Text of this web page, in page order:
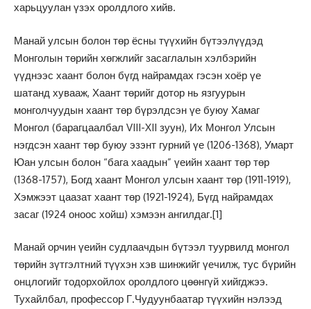
харьцуулан үзэх оролдлого хийв.
Манай улсын болон төр ёсны түүхийн бүтээлүүдэд
Монголын төрийн хөгжлийг засаглалын хэлбэрийн
үүднээс хаант болон бүгд найрамдах гэсэн хоёр үе
шатанд хувааж, Хаант төрийг дотор нь язгуурын
монголчуудын хаант төр бүрэлдсэн үе буюу Хамаг
Монгол (барагцаалбал VIII-XII зуун), Их Монгол Улсын
нэгдсэн хаант төр буюу эзэнт гурний үе (1206-1368), Умарт
Юан улсын болон “бага хаадын” үеийн хаант төр төр
(1368-1757), Богд хаант Монгол улсын хаант төр (1911-1919),
Хэмжээт цаазат хаант төр (1921-1924), Бүгд найрамдах
засаг (1924 оноос хойш) хэмээн ангилдаг.[1]
Манай орчин үеийн судлаачдын бүтээл туурвилд монгол
төрийн зүтгэлтний түүхэн хэв шинжийг үечилж, тус бүрийн
онцлогийг тодорхойлох оролдлого цөөнгүй хийгджээ.
Тухайлбал, профессор Г.Чудуунбаатар түүхийн нэлээд